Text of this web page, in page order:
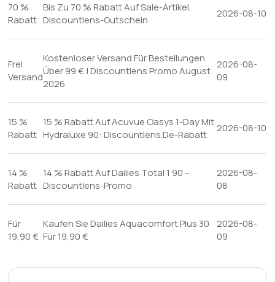
70 %
Rabatt
Bis Zu 70 % Rabatt Auf Sale-Artikel,
Discountlens-Gutschein
2026-08-10
Frei
Versand
Kostenloser Versand Für Bestellungen
Über 99 € | Discountlens Promo August
2026
2026-08-
09
15 %
Rabatt
15 % Rabatt Auf Acuvue Oasys 1-Day Mit
Hydraluxe 90: Discountlens.De-Rabatt
2026-08-10
14 %
Rabatt
14 % Rabatt Auf Dailies Total 1 90 –
Discountlens-Promo
2026-08-
08
Für
19,90 €
Kaufen Sie Dailies Aquacomfort Plus 30
Für 19,90 €
2026-08-
09